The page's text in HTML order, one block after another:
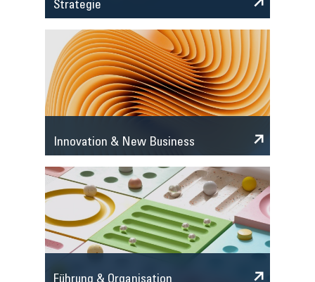
Strategie
Innovation & New Business